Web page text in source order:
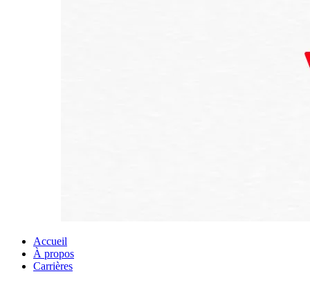
Accueil
À propos
Carrières